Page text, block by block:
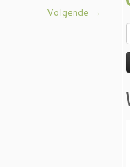
Volgende →